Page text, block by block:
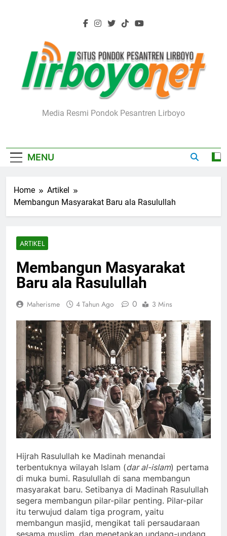
Lirboyo.net
Media Resmi Pondok Pesantren Lirboyo
MENU
Home
Artikel
Membangun Masyarakat Baru ala Rasulullah
ARTIKEL
Membangun Masyarakat
Baru ala Rasulullah
Maherisme 4 Tahun Ago 0 3 Mins
Hijrah Rasulullah ke Madinah menandai
terbentuknya wilayah Islam (dar al-islam) pertama
di muka bumi. Rasulullah di sana membangun
masyarakat baru. Setibanya di Madinah Rasulullah
segera membangun pilar-pilar penting. Pilar-pilar
itu terwujud dalam tiga program, yaitu
membangun masjid, mengikat tali persaudaraan
sesama muslim, dan menetapkan undang-undang